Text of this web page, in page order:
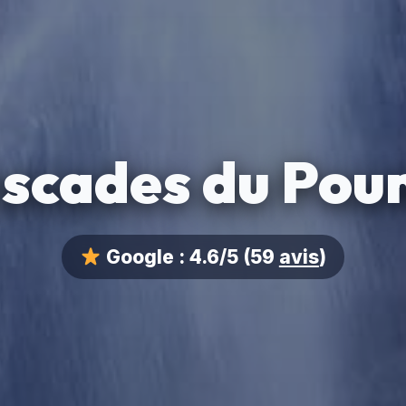
du
Google : 4.6/5(59 avis)